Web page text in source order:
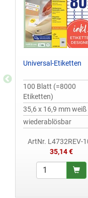
Universal-Etiketten
100 Blatt (=8000
Etiketten)
35,6 x 16,9 mm weiß
wiederablösbar
ArtNr. L4732REV-
35,14 €